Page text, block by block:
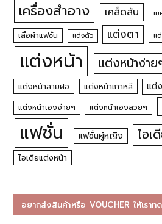
เครื่องสำอาง เคล็ดลับ เ
เสื้อผ้าแฟชั่น แต่งตัว แต่งตา แ
แต่งหน้า แต่งหน้าง่าย
แต่งหน้าสายฝอ แต่งหน้าเกาหลี แต่
แต่งหน้าเองง่ายๆ แต่งหน้าเองสวยๆ
แฟชั่น แฟชั่นผู้หญิง ไอเ
ไอเดียแต่งหน้า
อยากส่งสินค้าหรือ VOUCHER ให้เรา